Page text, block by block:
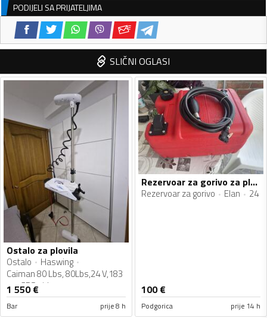
PODIJELI SA PRIJATELJIMA
SLIČNI OGLASI
Ostalo za plovila
Ostalo
Haswing
Caiman 80 Lbs, 80Lbs,24 V,183
cm,GPS sidro
1 550€
Bar prije 8 h
Rezervoar za gorivo za plovila
Rezervoar za gorivo Elan 24
100€
Podgorica prije 14 h